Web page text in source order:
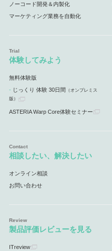
ノーコード開発＆内製化
マーケティング業務を自動化
体験してみよう
無料体験版
じっくり 体験 30日間 （オンプレミス
版）
ASTERIA Warp Core体験セミナー
相談したい、解決したい
オンライン相談
お問い合わせ
製品評価レビューを見る
ITreview